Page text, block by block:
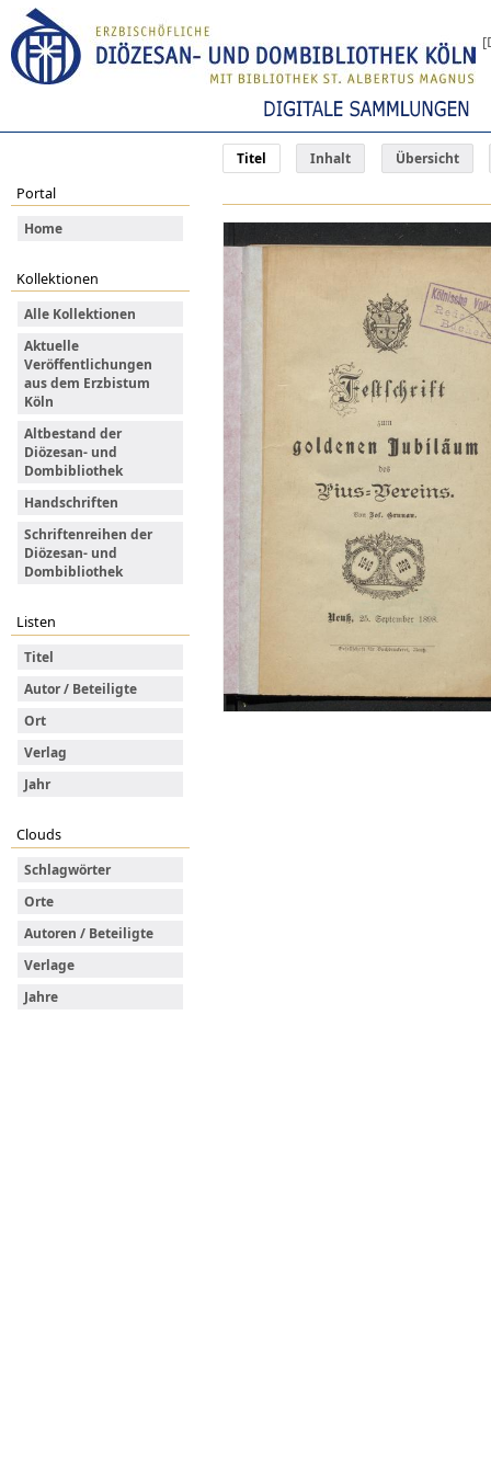
Titel Inhalt Übersicht
Portal
Home
Kollektionen
Alle Kollektionen
Aktuelle
Veröffentlichungen
aus dem Erzbistum
Köln
Altbestand der
Diözesan- und
Dombibliothek
Handschriften
Schriftenreihen der
Diözesan- und
Dombibliothek
Listen
Titel
Autor / Beteiligte
Ort
Verlag
Jahr
Clouds
Schlagwörter
Orte
Autoren / Beteiligte
Verlage
Jahre